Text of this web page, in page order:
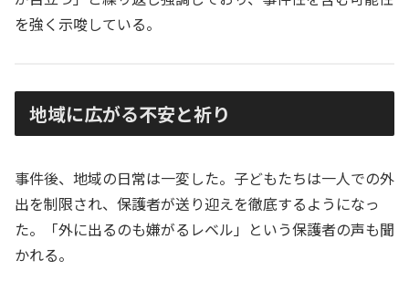
を強く示唆している。
地域に広がる不安と祈り
事件後、地域の日常は一変した。子どもたちは一人での外
出を制限され、保護者が送り迎えを徹底するようになっ
た。「外に出るのも嫌がるレベル」という保護者の声も聞
かれる。